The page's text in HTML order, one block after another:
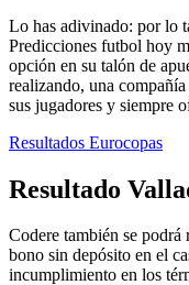
Lo has adivinado: por lo
Predicciones futbol hoy
opción en su talón de
realizando, una
sus jugadores y siempre
Resultados Eurocopas
Resultado
Codere también se
bono sin depósito en el
incumplimiento en los